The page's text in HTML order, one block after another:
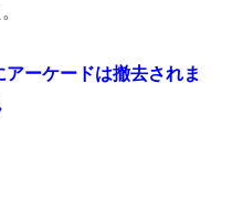
ーケードは撤去されま